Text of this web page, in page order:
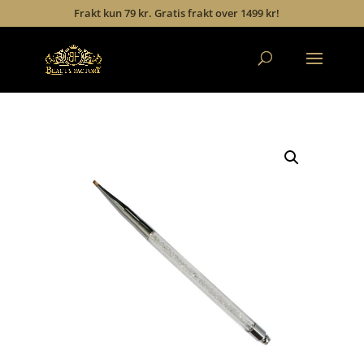
Frakt kun 79 kr. Gratis frakt over 1499 kr!